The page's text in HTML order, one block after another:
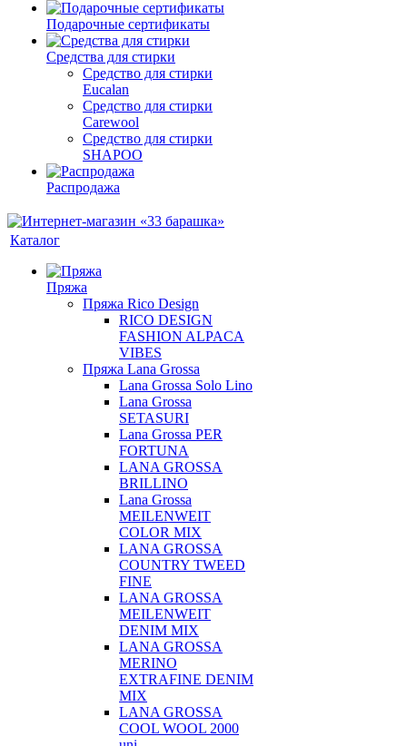
Подарочные сертификаты
Средства для стирки
Средство для стирки
Eucalan
Средство для стирки
Carewool
Средство для стирки
SHAPOO
Распродажа
Каталог
Пряжа
Пряжа Rico Design
RICO DESIGN
FASHION ALPACA
VIBES
Пряжа Lana Grossa
Lana Grossa Solo Lino
Lana Grossa
SETASURI
Lana Grossa PER
FORTUNA
LANA GROSSA
BRILLINO
Lana Grossa
MEILENWEIT
COLOR MIX
LANA GROSSA
COUNTRY TWEED
FINE
LANA GROSSA
MEILENWEIT
DENIM MIX
LANA GROSSA
MERINO
EXTRAFINE DENIM
MIX
LANA GROSSA
COOL WOOL 2000